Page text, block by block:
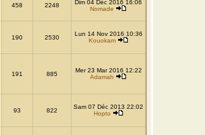
458 2248
Dim 04 Déc 2016 16:06
Nomade
190 2530
Lun 14 Nov 2016 10:36
Kouokam
191 885
Mer 23 Mar 2016 12:22
Adamah
93 822
Sam 07 Déc 2013 22:02
Hopto